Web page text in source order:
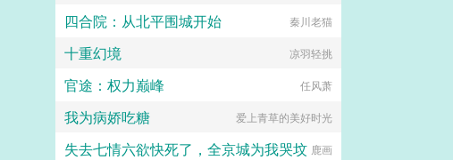
四合院：从北平围城开始 秦川老猫
十重幻境 凉羽轻挑
官途：权力巅峰 任风萧
我为病娇吃糖 爱上青草的美好时光
失去七情六欲快死了，全京城为我哭坟 鹿画